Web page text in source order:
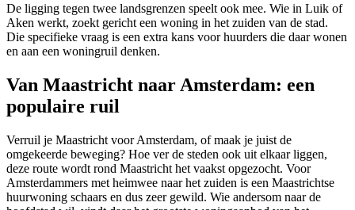
De ligging tegen twee landsgrenzen speelt ook mee. Wie in Luik of
Aken werkt, zoekt gericht een woning in het zuiden van de stad.
Die specifieke vraag is een extra kans voor huurders die daar wonen
en aan een woningruil denken.
Van Maastricht naar Amsterdam: een
populaire ruil
Verruil je Maastricht voorAmsterdam, of maak je juist de
omgekeerde beweging? Hoe ver de steden ook uit elkaar liggen,
deze route wordt rond Maastricht het vaakst opgezocht. Voor
Amsterdammers met heimwee naar het zuiden is een Maastrichtse
huurwoning schaars en dus zeer gewild. Wie andersom naar de